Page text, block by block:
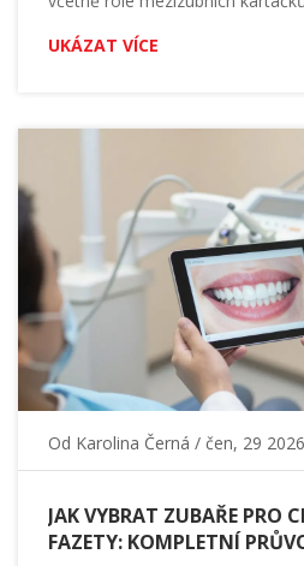
UKÁZAT VÍCE
Od Karolina Černá / čen, 29 2026
JAK VYBRAT ZUBAŘE PRO
FAZETY: KOMPLETNÍ